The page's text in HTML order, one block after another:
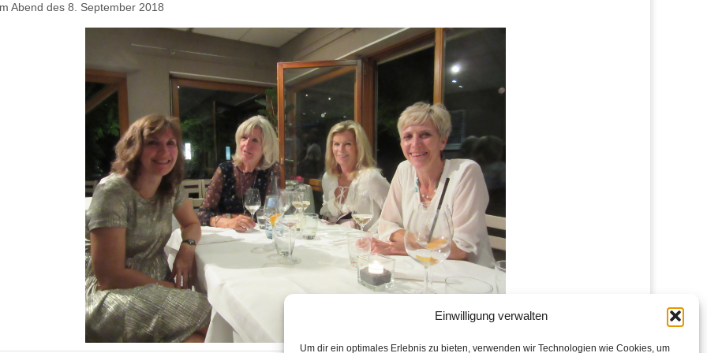
Einwilligung verwalten
Um dir ein optimales Erlebnis zu bieten, verwenden wir Technologien wie Cookies, um
Abend des 8. September 2018